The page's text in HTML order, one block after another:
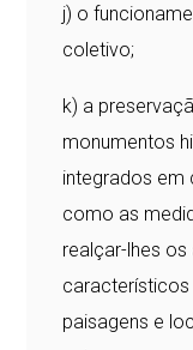
j) o
coletivo;
k) a
monumentos
integrados em
como as
realçar-lhes
característicos
paisagens e